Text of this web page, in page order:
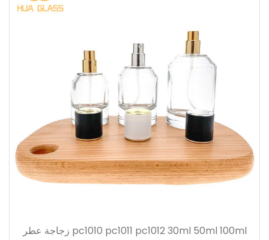
pc1010 pc1011 pc1012 30ml 50ml 100ml زجاجة عطر